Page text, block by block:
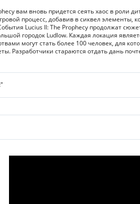
вам вновь придется сеять хаос в роли
процесс, добавив в сиквел элементы,
Lucius II: The Prophecy продолжат
городок Ludlow. Каждая локация
могут стать более 100 человек, для
Разработчики стараются отдать дань